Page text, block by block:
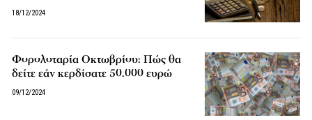
18/12/2024
Φορολοταρία Οκτωβρίου: Πώς θα
δείτε εάν κερδίσατε 50.000 ευρώ
09/12/2024